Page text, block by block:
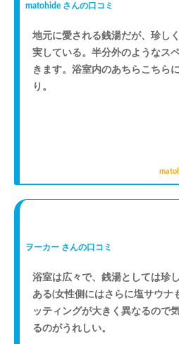
水風呂で身体を冷やして…
水シャワーで汗流す…
そして高温サウナへ…中温サウナ
で、汗ダクダク💦
んて知らなかったぁ😅
matohide さんの口コミ
地元に愛される銭湯だが、珍し
実している。半分外のようなス
きます。浴室内のあちらこちら
り。
ヲーカー さんの口コミ
浴室は広々で、銭湯としては珍
ある(女性側にはさらに塩サウナ
ッティングが大きく異なるので
るのがうれしい。